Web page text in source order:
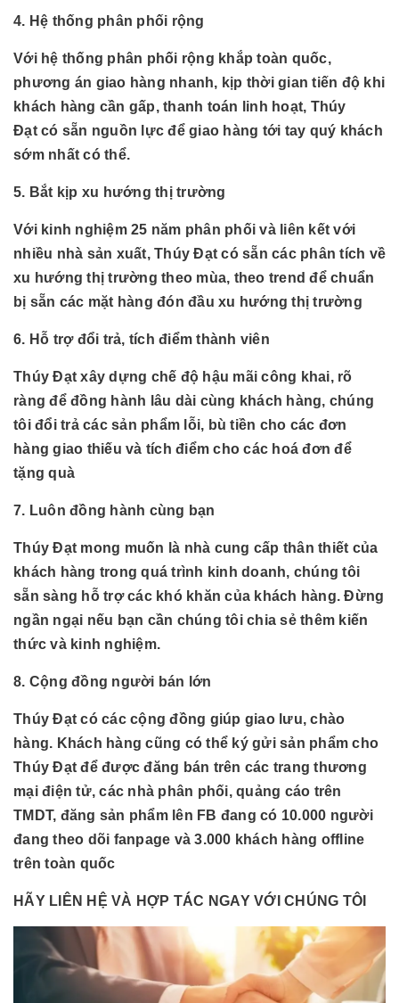
4. Hệ thống phân phối rộng
Với hệ thống phân phối rộng khắp toàn quốc,
phương án giao hàng nhanh, kịp thời gian tiến độ khi
khách hàng cần gấp, thanh toán linh hoạt, Thúy
Đạt có sẵn nguồn lực để giao hàng tới tay quý khách
sớm nhất có thể.
5. Bắt kịp xu hướng thị trường
Với kinh nghiệm 25 năm phân phối và liên kết với
nhiều nhà sản xuất, Thúy Đạt có sẵn các phân tích về
xu hướng thị trường theo mùa, theo trend để chuẩn
bị sẵn các mặt hàng đón đầu xu hướng thị trường
6. Hỗ trợ đổi trả, tích điểm thành viên
Thúy Đạt xây dựng chế độ hậu mãi công khai, rõ
ràng để đồng hành lâu dài cùng khách hàng, chúng
tôi đổi trả các sản phẩm lỗi, bù tiền cho các đơn
hàng giao thiếu và tích điểm cho các hoá đơn để
tặng quà
7. Luôn đồng hành cùng bạn
Thúy Đạt mong muốn là nhà cung cấp thân thiết của
khách hàng trong quá trình kinh doanh, chúng tôi
sẵn sàng hỗ trợ các khó khăn của khách hàng. Đừng
ngần ngại nếu bạn cần chúng tôi chia sẻ thêm kiến
thức và kinh nghiệm.
8. Cộng đồng người bán lớn
Thúy Đạt có các cộng đồng giúp giao lưu, chào
hàng. Khách hàng cũng có thể ký gửi sản phẩm cho
Thúy Đạt để được đăng bán trên các trang thương
mại điện tử, các nhà phân phối, quảng cáo trên
TMDT, đăng sản phẩm lên FB đang có 10.000 người
đang theo dõi fanpage và 3.000 khách hàng offline
trên toàn quốc
HÃY LIÊN HỆ VÀ HỢP TÁC NGAY VỚI CHÚNG TÔI